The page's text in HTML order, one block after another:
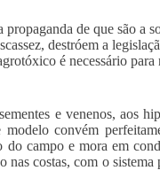
propaganda de que são a
destróem a
é necessário
e venenos, aos
modelo convém
campo e mora em
nas costas, com o